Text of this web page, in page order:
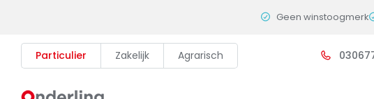
content
Geen winstoogmerk
Particulier Zakelijk Agrarisch